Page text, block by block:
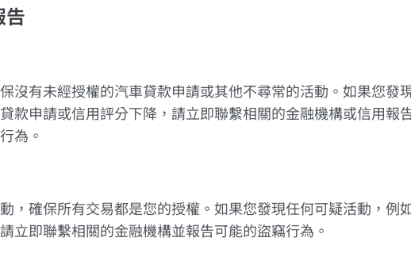
告
沒有未經授權的汽車貸款申請或其他不尋常的活動。如果您發
款申請或信用評分下降，請立即聯繫相關的金融機構或信用報
為。
，確保所有交易都是您的授權。如果您發現任何可疑活動，例
立即聯繫相關的金融機構並報告可能的盜竊行為。